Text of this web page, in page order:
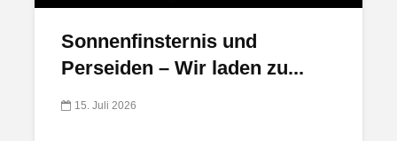
Sonnenfinsternis und
Perseiden – Wir laden zu...
15. Juli 2026